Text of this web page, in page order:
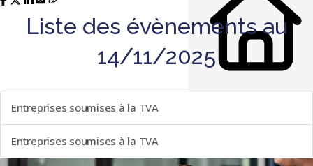
Liste des évènements au
14/11/2025
Entreprises soumises à la TVA
Entreprises soumises à la TVA